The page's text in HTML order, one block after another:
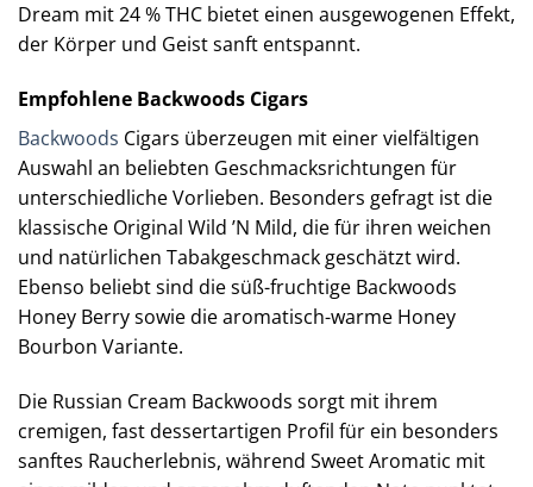
Dream mit 24 % THC bietet einen ausgewogenen Effekt,
der Körper und Geist sanft entspannt.
Empfohlene Backwoods Cigars
Backwoods Cigars überzeugen mit einer vielfältigen
Auswahl an beliebten Geschmacksrichtungen für
unterschiedliche Vorlieben. Besonders gefragt ist die
klassische Original Wild ’N Mild, die für ihren weichen
und natürlichen Tabakgeschmack geschätzt wird.
Ebenso beliebt sind die süß-fruchtige Backwoods
Honey Berry sowie die aromatisch-warme Honey
Bourbon Variante.
Die Russian Cream Backwoods sorgt mit ihrem
cremigen, fast dessertartigen Profil für ein besonders
sanftes Raucherlebnis, während Sweet Aromatic mit